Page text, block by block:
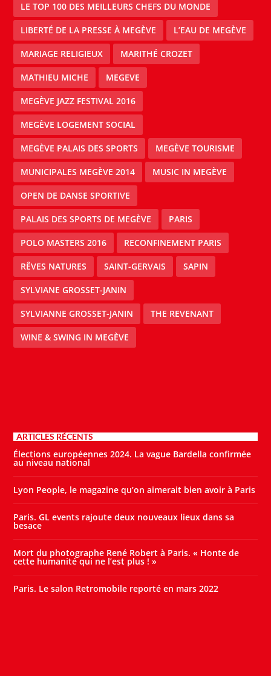
LE TOP 100 DES MEILLEURS CHEFS DU MONDE
LIBERTÉ DE LA PRESSE À MEGÈVE L’EAU DE MEGÈVE
MARIAGE RELIGIEUX MARITHÉ CROZET
MATHIEU MICHE MEGEVE
MEGÈVE JAZZ FESTIVAL 2016
MEGÈVE LOGEMENT SOCIAL
MEGÈVE PALAIS DES SPORTS MEGÈVE TOURISME
MUNICIPALES MEGÈVE 2014 MUSIC IN MEGÈVE
OPEN DE DANSE SPORTIVE
PALAIS DES SPORTS DE MEGÈVE PARIS
POLO MASTERS 2016 RECONFINEMENT PARIS
RÊVES NATURES SAINT-GERVAIS SAPIN
SYLVIANE GROSSET-JANIN
SYLVIANNE GROSSET-JANIN THE REVENANT
WINE & SWING IN MEGÈVE
ARTICLES RÉCENTS
Élections européennes 2024. La vague Bardella confirmée
au niveau national
Lyon People, le magazine qu’on aimerait bien avoir à Paris
Paris. GL events rajoute deux nouveaux lieux dans sa
besace
Mort du photographe René Robert à Paris. « Honte de
cette humanité qui ne l’est plus ! »
Paris. Le salon Retromobile reporté en mars 2022